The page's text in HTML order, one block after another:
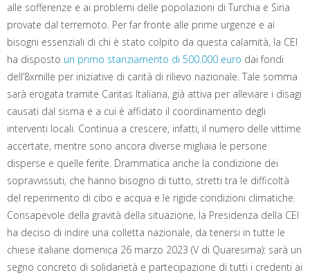
alle sofferenze e ai problemi delle popolazioni di Turchia e Siria
provate dal terremoto. Per far fronte alle prime urgenze e ai
bisogni essenziali di chi è stato colpito da questa calamità, la CEI
ha disposto un primo stanziamento di 500.000 euro dai fondi
dell’8xmille per iniziative di carità di rilievo nazionale. Tale somma
sarà erogata tramite Caritas Italiana, già attiva per alleviare i disagi
causati dal sisma e a cui è affidato il coordinamento degli
interventi locali. Continua a crescere, infatti, il numero delle vittime
accertate, mentre sono ancora diverse migliaia le persone
disperse e quelle ferite. Drammatica anche la condizione dei
sopravvissuti, che hanno bisogno di tutto, stretti tra le difficoltà
del reperimento di cibo e acqua e le rigide condizioni climatiche.
Consapevole della gravità della situazione, la Presidenza della CEI
ha deciso di indire una colletta nazionale, da tenersi in tutte le
chiese italiane domenica 26 marzo 2023 (V di Quaresima): sarà un
segno concreto di solidarietà e partecipazione di tutti i credenti ai